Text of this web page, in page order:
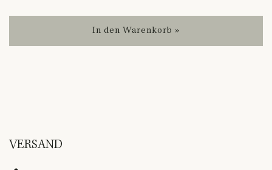
In den Warenkorb »
VERSAND